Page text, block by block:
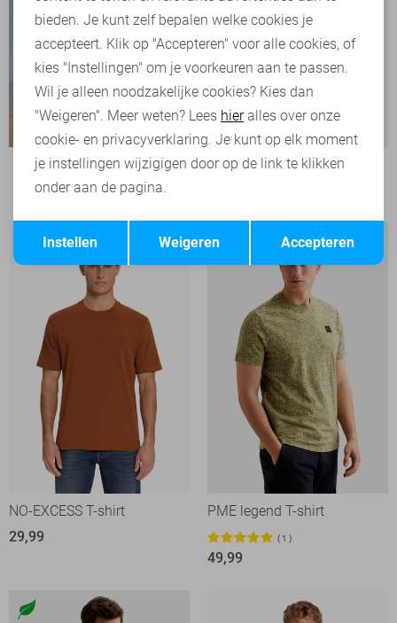
PME legend T-shirt
NO-EXCESS T-shirt
29,99
PME legend T-shirt
1
49,99
Terug Opslaan
bieden. Je kunt zelf bepalen welke cookies je
accepteert. Klik op "Accepteren" voor alle cookies, of
kies "Instellingen" om je voorkeuren aan te passen.
Wil je alleen noodzakelijke cookies? Kies dan
"Weigeren". Meer weten? Lees hieralles over onze
cookie- en privacyverklaring. Je kunt op elk moment
je instellingen wijzigigen door op de link te klikken
onder aan de pagina.
Accepteren
Weigeren
Instellen